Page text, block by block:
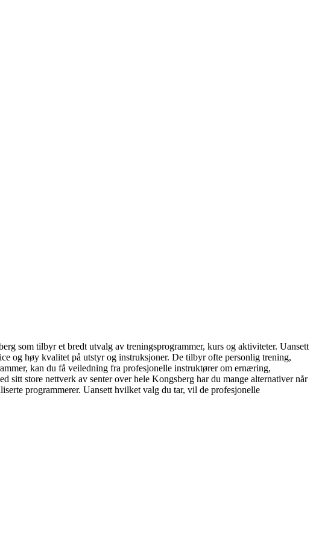
som tilbyr et bredt utvalg av treningsprogrammer, kurs og aktiviteter. Uansett
og høy kvalitet på utstyr og instruksjoner. De tilbyr ofte personlig trening,
kan du få veiledning fra profesjonelle instruktører om ernæring,
sitt store nettverk av senter over hele Kongsberg har du mange alternativer når
programmerer. Uansett hvilket valg du tar, vil de profesjonelle